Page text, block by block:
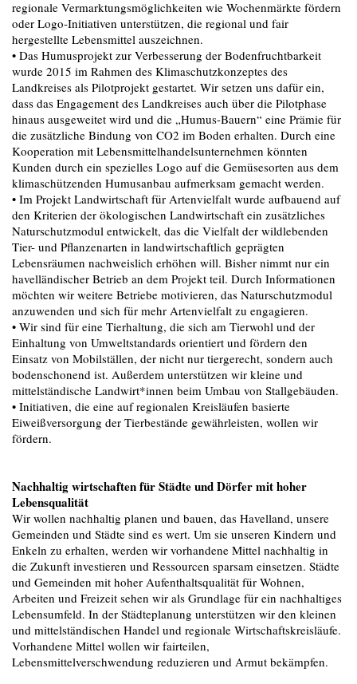
regionale Vermarktungsmöglichkeiten wie Wochenmärkte fördern
oder Logo-Initiativen unterstützen, die regional und fair
hergestellte Lebensmittel auszeichnen.
• Das Humusprojekt zur Verbesserung der Bodenfruchtbarkeit
wurde 2015 im Rahmen des Klimaschutzkonzeptes des
Landkreises als Pilotprojekt gestartet. Wir setzen uns dafür ein,
dass das Engagement des Landkreises auch über die Pilotphase
hinaus ausgeweitet wird und die „Humus-Bauern“ eine Prämie für
die zusätzliche Bindung von CO2 im Boden erhalten. Durch eine
Kooperation mit Lebensmittelhandelsunternehmen könnten
Kunden durch ein spezielles Logo auf die Gemüsesorten aus dem
klimaschützenden Humusanbau aufmerksam gemacht werden.
• Im Projekt Landwirtschaft für Artenvielfalt wurde aufbauend auf
den Kriterien der ökologischen Landwirtschaft ein zusätzliches
Naturschutzmodul entwickelt, das die Vielfalt der wildlebenden
Tier- und Pflanzenarten in landwirtschaftlich geprägten
Lebensräumen nachweislich erhöhen will. Bisher nimmt nur ein
havelländischer Betrieb an dem Projekt teil. Durch Informationen
möchten wir weitere Betriebe motivieren, das Naturschutzmodul
anzuwenden und sich für mehr Artenvielfalt zu engagieren.
• Wir sind für eine Tierhaltung, die sich am Tierwohl und der
Einhaltung von Umweltstandards orientiert und fördern den
Einsatz von Mobilställen, der nicht nur tiergerecht, sondern auch
bodenschonend ist. Außerdem unterstützen wir kleine und
mittelständische Landwirt*innen beim Umbau von Stallgebäuden.
• Initiativen, die eine auf regionalen Kreisläufen basierte
Eiweißversorgung der Tierbestände gewährleisten, wollen wir
fördern.
Nachhaltig wirtschaften für Städte und Dörfer mit hoher
Lebensqualität
Wir wollen nachhaltig planen und bauen, das Havelland, unsere
Gemeinden und Städte sind es wert. Um sie unseren Kindern und
Enkeln zu erhalten, werden wir vorhandene Mittel nachhaltig in
die Zukunft investieren und Ressourcen sparsam einsetzen. Städte
und Gemeinden mit hoher Aufenthaltsqualität für Wohnen,
Arbeiten und Freizeit sehen wir als Grundlage für ein nachhaltiges
Lebensumfeld. In der Städteplanung unterstützen wir den kleinen
und mittelständischen Handel und regionale Wirtschaftskreisläufe.
Vorhandene Mittel wollen wir fairteilen,
Lebensmittelverschwendung reduzieren und Armut bekämpfen.